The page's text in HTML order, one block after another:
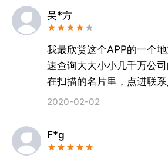
吴*方
我最欣赏这个APP的一个
速查询大大小小几千万公
在扫描的名片里，点进联
就能看见公司的基本信息
伙伴什么的特别重要，可以
2020-02-02
F*g